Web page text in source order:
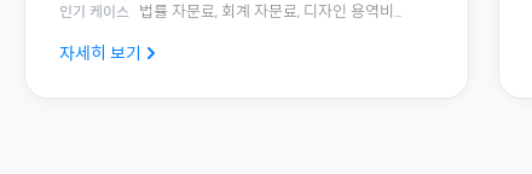
인기 케이스 법률 자문료, 회계 자문료, 디자인 용역비 ...
자세히 보기